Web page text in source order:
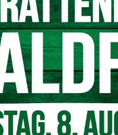
bei Seniorin, Polizei greift ein.